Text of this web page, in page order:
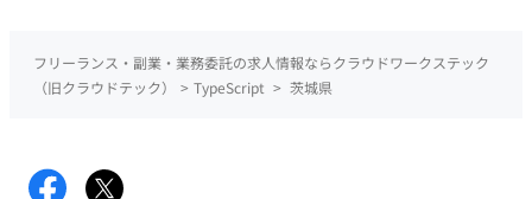
フリーランス・副業・業務委託の求人情報ならクラウドワークステック
（旧クラウドテック）
> TypeScript > 茨城県